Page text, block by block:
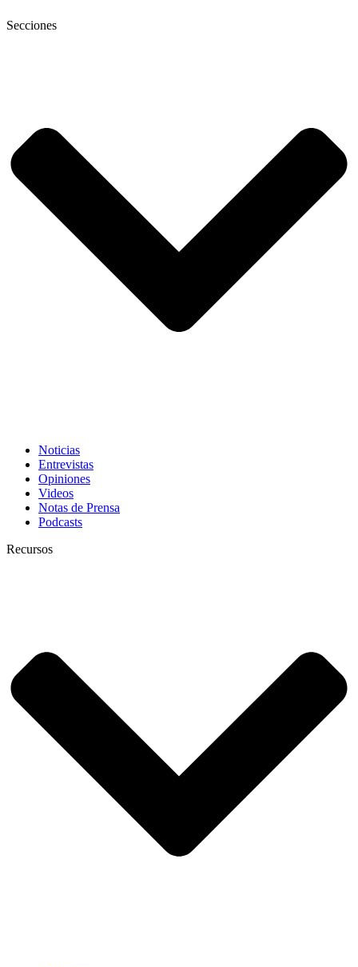
Secciones
Noticias
Entrevistas
Opiniones
Videos
Notas de Prensa
Podcasts
Recursos